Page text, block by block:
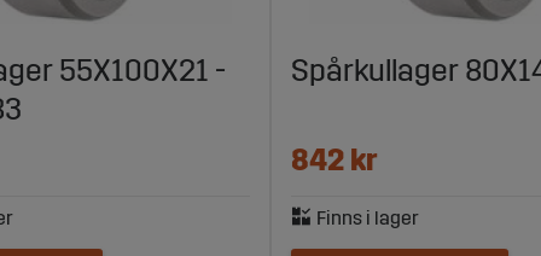
55X100X21 -
Spårkullager
842 kr